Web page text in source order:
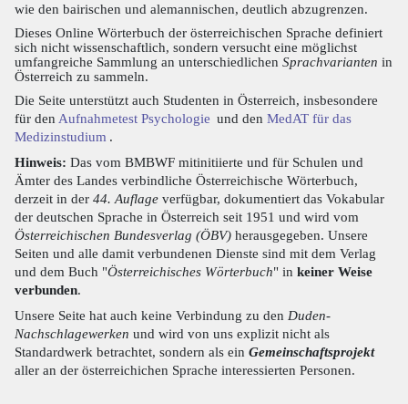
wie den bairischen und alemannischen, deutlich abzugrenzen.
Dieses Online Wörterbuch der österreichischen Sprache definiert
sich nicht wissenschaftlich, sondern versucht eine möglichst
umfangreiche Sammlung an unterschiedlichen Sprachvarianten in
Österreich zu sammeln.
Die Seite unterstützt auch Studenten in Österreich, insbesondere
für den Aufnahmetest Psychologie und den MedAT für das
Medizinstudium .
Hinweis: Das vom BMBWF mitinitiierte und für Schulen und
Ämter des Landes verbindliche Österreichische Wörterbuch,
derzeit in der 44. Auflage verfügbar, dokumentiert das Vokabular
der deutschen Sprache in Österreich seit 1951 und wird vom
Österreichischen Bundesverlag (ÖBV) herausgegeben. Unsere
Seiten und alle damit verbundenen Dienste sind mit dem Verlag
und dem Buch "Österreichisches Wörterbuch" in keiner Weise
verbunden.
Unsere Seite hat auch keine Verbindung zu den Duden-
Nachschlagewerken und wird von uns explizit nicht als
Standardwerk betrachtet, sondern als ein Gemeinschaftsprojekt
aller an der österreichichen Sprache interessierten Personen.